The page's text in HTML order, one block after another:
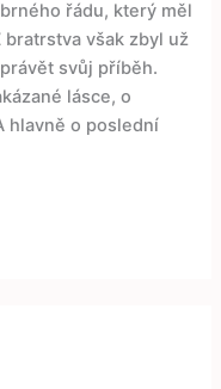
řádu, který měl
však zbyl už
svůj příběh.
lásce, o
hlavně o poslední